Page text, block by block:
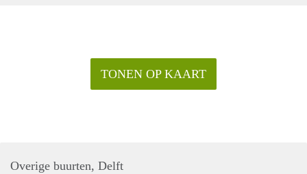
TONEN OP KAART
Overige buurten, Delft